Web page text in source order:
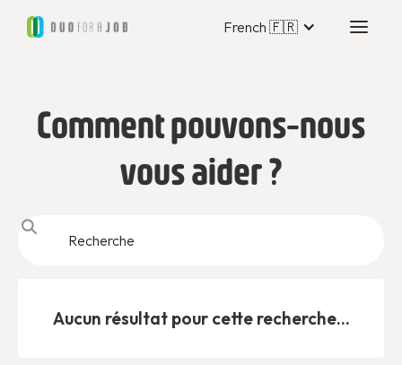
French 🇫🇷
Comment pouvons-nous
vous aider ?
Aucun résultat pour cette recherche...